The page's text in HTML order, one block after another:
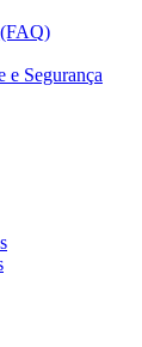
(FAQ)
e Segurança